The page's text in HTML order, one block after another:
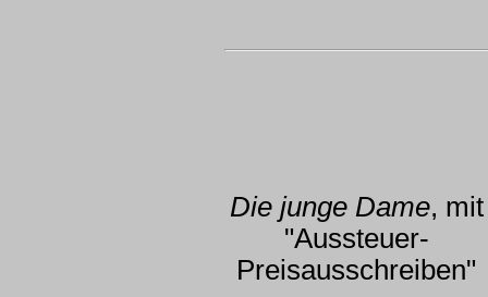
Die junge Dame, mit
"Aussteuer-
Preisausschreiben"